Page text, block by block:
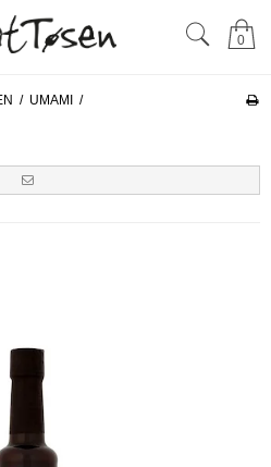
0
/ UMAMI /